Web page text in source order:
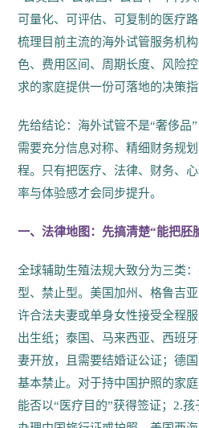
可量化、可评估、可复制的医疗
梳理目前主流的海外试管服务机
色、费用区间、周期长度、风险
求的家庭提供一份可落地的决策指
先给结论：海外试管不是“奢侈品
需要充分信息对称、精细财务规
程。只有把医疗、法律、财务、
率与体验感才会同步提升。
一、法律地图：先搞清楚“能把胚
全球辅助生殖法规大致分为三类
型、禁止型。美国加州、格鲁吉
许合法夫妻或单身女性接受全程
出生纸；泰国、马来西亚、西班
妻开放，且需要结婚证公证；德
基本禁止。对于持中国护照的家
能否以“医疗目的”获得签证；2.